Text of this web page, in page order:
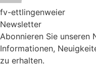
fv-ettlingenweier
Newsletter
Abonnieren Sie unseren
Informationen,
zu erhalten.